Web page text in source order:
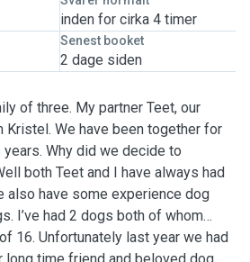
inden for cirka 4 timer
Senest booket
2 dage siden
of three. My partner Teet, our
Kristel. We have been together for
Why did we decide to
and I have always had
also have some experience dog
16. Unfortunately last year we had